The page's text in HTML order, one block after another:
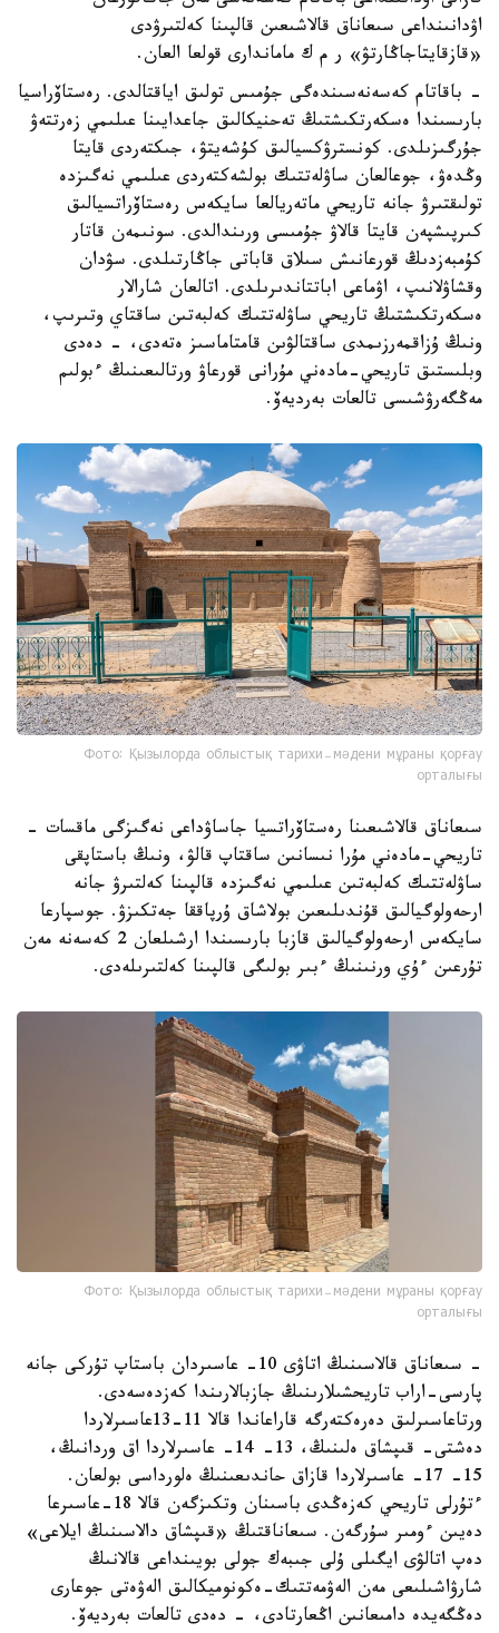
اۋدانىنداعى سىعاناق قالاشىعىن قالپىنا كەلتىرۋدى
«قازقايتاجاڭارتۋ» ر م ك ماماندارى قولعا العان.
- باقاتام كەسەنەسىندەگى جۇمىس تولىق اياقتالدى. رەستاۆراسيا
بارىسىندا ەسكەرتكىشتىڭ تەحنيكالىق جاعدايىنا عىلىمي زەرتتەۋ
جۇرگىزىلدى. كونسترۋكسيالىق كۇشەيتۋ، جىكتەردى قايتا
وڭدەۋ، جوعالعان ساۋلەتتىك بولشەكتەردى عىلىمي نەگىزدە
تولىقتىرۋ جانە تاريحي ماتەريالعا سايكەس رەستاۆراتسيالىق
كىرپىشپەن قايتا قالاۋ جۇمىسى ورىندالدى. سونىمەن قاتار
كۇمبەزدىڭ قورعانىش سىلاق قاباتى جاڭارتىلدى. سۋدان
وقشاۋلانىپ، اۋماعى اباتتاندىرىلدى. اتالعان شارالار
ەسكەرتكىشتىڭ تاريحي ساۋلەتتىك كەلبەتىن ساقتاي وتىرىپ،
ونىڭ ۇزاقمەرزىمدى ساقتالۋىن قامتاماسىز ەتەدى، - دەدى
وبلىستىق تاريحي-مادەني مۇرانى قورعاۋ ورتالىعىنىڭ ءبولىم
مەڭگەرۋشىسى تالعات بەرديەۆ.
Фото: Қызылорда облыстық тарихи-мәдени мұраны қорғау
орталығы
سىعاناق قالاشىعىنا رەستاۆراتسيا جاساۋداعى نەگىزگى ماقسات -
تاريحي-مادەني مۇرا نىسانىن ساقتاپ قالۋ، ونىڭ باستاپقى
ساۋلەتتىك كەلبەتىن عىلىمي نەگىزدە قالپىنا كەلتىرۋ جانە
ارحەولوگيالىق قۇندىلىعىن بولاشاق ۇرپاققا جەتكىزۋ. جوسپارعا
سايكەس ارحەولوگيالىق قازبا بارىسىندا ارشىلعان 2 كەسەنە مەن
تۇرعىن ءۇي ورنىنىڭ ءبىر بولىگى قالپىنا كەلتىرىلەدى.
Фото: Қызылорда облыстық тарихи-мәдени мұраны қорғау
орталығы
- سىعاناق قالاسىنىڭ اتاۋى 10- عاسىردان باستاپ تۇركى جانە
پارسى-اراب تاريحشىلارىنىڭ جازبالارىندا كەزدەسەدى.
ورتاعاسىرلىق دەرەكتەرگە قاراعاندا قالا 11-13عاسىرلاردا
دەشتى- قىپشاق ەلىنىڭ، 13- 14- عاسىرلاردا اق وردانىڭ،
15- 17- عاسىرلاردا قازاق حاندىعىنىڭ ەلورداسى بولعان.
ءتۇرلى تاريحي كەزەڭدى باسىنان وتكىزگەن قالا 18-عاسىرعا
دەيىن ءومىر سۇرگەن. سىعاناقتىڭ «قىپشاق دالاسىنىڭ ايلاعى»
دەپ اتالۋى ايگىلى ۇلى جىبەك جولى بويىنداعى قالانىڭ
شارۋاشىلىعى مەن الەۋمەتتىك-ەكونوميكالىق الەۋەتى جوعارى
دەڭگەيدە دامىعانىن اڭعارتادى، - دەدى تالعات بەرديەۆ.